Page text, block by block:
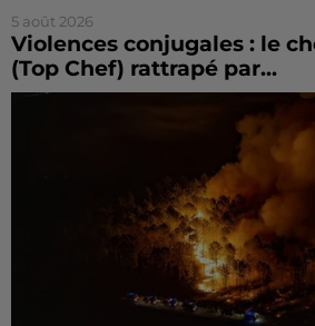
5 août 2026
Violences conjugales : le
(Top Chef) rattrapé par...